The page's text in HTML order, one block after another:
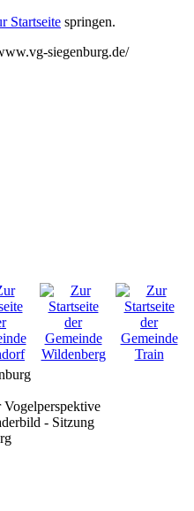
Startseite springen.
siegenburg.de/